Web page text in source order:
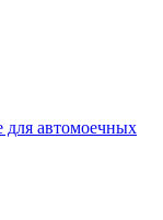
для автомоечных